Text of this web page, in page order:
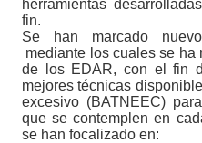
herramientas
fin.
Se han marcado
mediante los cuales se ha
de los EDAR, con el fin
mejores técnicas
excesivo (BATNEEC)
que se contemplen en
se han focalizado en: